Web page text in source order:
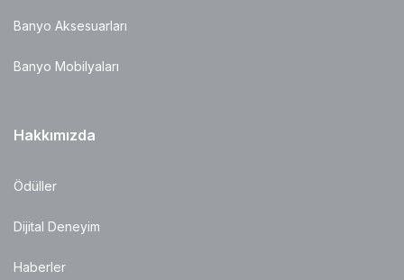
Banyo Aksesuarları
Banyo Mobilyaları
Hakkımızda
Ödüller
Dijital Deneyim
Haberler